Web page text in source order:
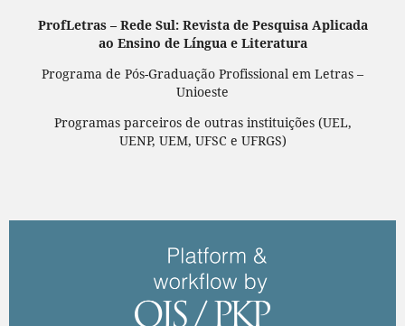
ProfLetras – Rede Sul: Revista de Pesquisa Aplicada
ao Ensino de Língua e Literatura
Programa de Pós-Graduação Profissional em Letras –
Unioeste
Programas parceiros de outras instituições (UEL,
UENP, UEM, UFSC e UFRGS)